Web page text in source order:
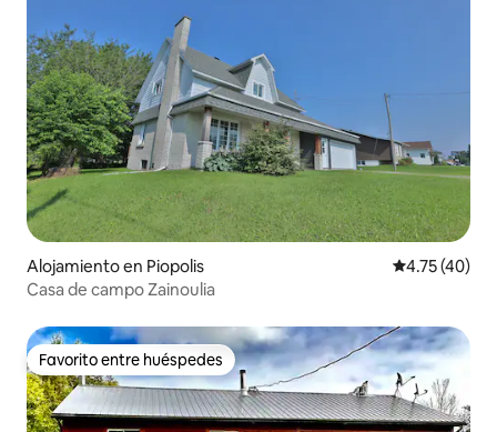
Alojamiento en Piopolis Calificación
4.75 (40)
Casa de campo Zainoulia
Favorito entre huéspedes
Favorito entre huéspedes